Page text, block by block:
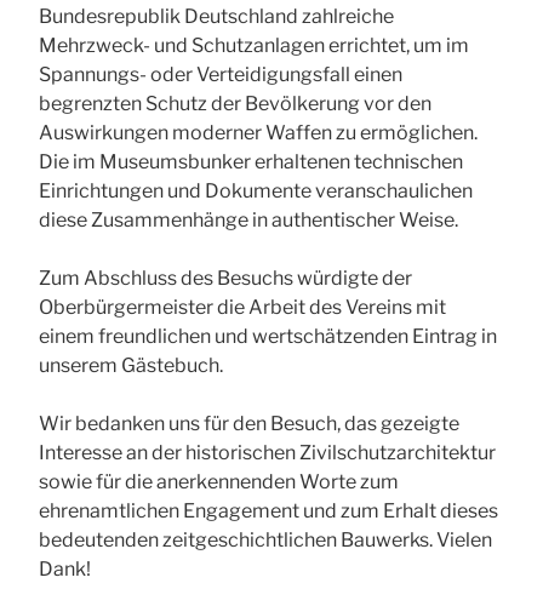
Bundesrepublik Deutschland zahlreiche
Mehrzweck- und Schutzanlagen errichtet, um im
Spannungs- oder Verteidigungsfall einen
begrenzten Schutz der Bevölkerung vor den
Auswirkungen moderner Waffen zu ermöglichen.
Die im Museumsbunker erhaltenen technischen
Einrichtungen und Dokumente veranschaulichen
diese Zusammenhänge in authentischer Weise.
Zum Abschluss des Besuchs würdigte der
Oberbürgermeister die Arbeit des Vereins mit
einem freundlichen und wertschätzenden Eintrag in
unserem Gästebuch.
Wir bedanken uns für den Besuch, das gezeigte
Interesse an der historischen Zivilschutzarchitektur
sowie für die anerkennenden Worte zum
ehrenamtlichen Engagement und zum Erhalt dieses
bedeutenden zeitgeschichtlichen Bauwerks. Vielen
Dank!